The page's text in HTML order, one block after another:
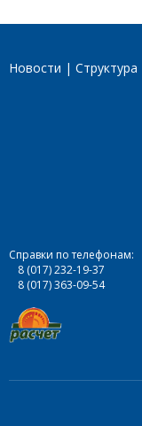
Новости Структура
Справки по телефонам:
8 (017) 232-19-37
8 (017) 363-09-54